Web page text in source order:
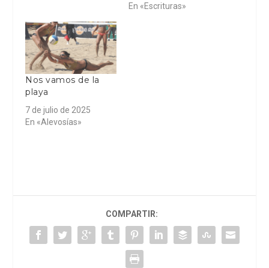
En «Escrituras»
Nos vamos de la
playa
7 de julio de 2025
En «Alevosías»
COMPARTIR: